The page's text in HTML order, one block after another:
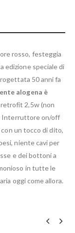
rosso, festeggia
edizione speciale di
50 anni fa
alogena è
retrofit 2,5w (non
Interruttore on/off
un tocco di dito,
niente cavi per
e dei bottoni a
in tutte le
oggi come allora.